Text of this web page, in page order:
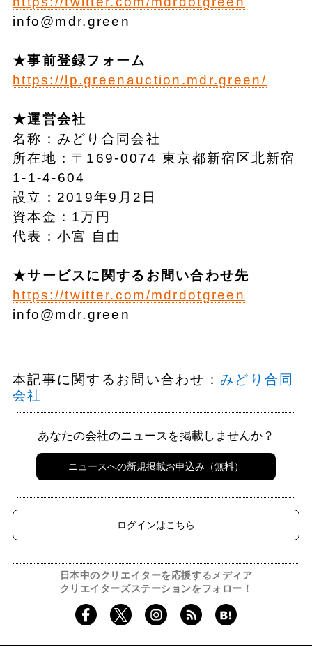
info@mdr.green
★事前登録フォーム
https://lp.greenauction.mdr.green/
★運営会社
名称：みどり合同会社
所在地：〒169-0074 東京都新宿区北新宿
1-1-4-604
設立：2019年9月2日
資本金：1万円
代表：小宮 自由
★サービスに関するお問い合わせ先
https://twitter.com/mdrdotgreen
info@mdr.green
本記事に関するお問い合わせ：みどり合同
会社
あなたの会社のニュースを掲載しませんか？
ニュースへの新規掲載お申込み（無料）
ログインはこちら
日本中のクリエイターを応援するメディア
クリエイターズステーションをフォロー！